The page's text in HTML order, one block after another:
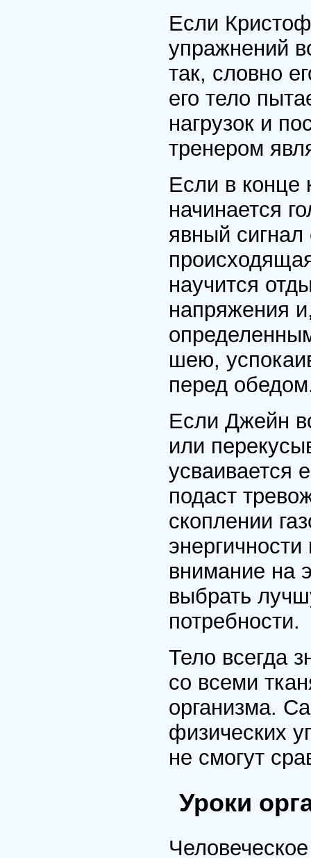
Если
упражнений
так, словно
его тело
нагрузок и
тренером
Если в конце
начинается
явный сигнал
научится
напряжения
шею,
перед
Если Джейн
или
усваивается
подаст
скоплении
внимание на
выбрать
потребности.
Тело всегда
со всеми
организма.
физических
не смогут
Уроки